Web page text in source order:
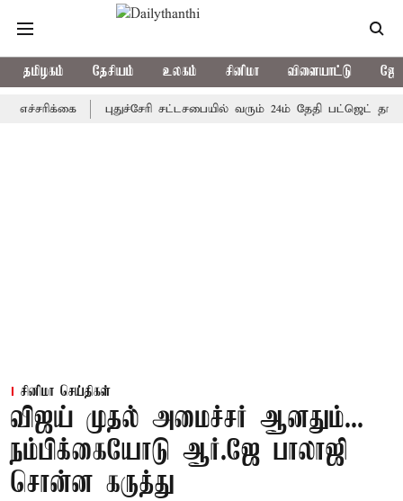
தமிழகம் தேசியம் உலகம் சினிமா விளையாட்டு
புதுச்சேரி சட்டசபையில் வரும் 24ம் தேதி பட்ஜெட்
சினிமா செய்திகள்
விஜய் முதல் அமைச்சர் ஆனதும்...
நம்பிக்கையோடு ஆர்.ஜே பாலாஜி
சொன்ன கருத்து